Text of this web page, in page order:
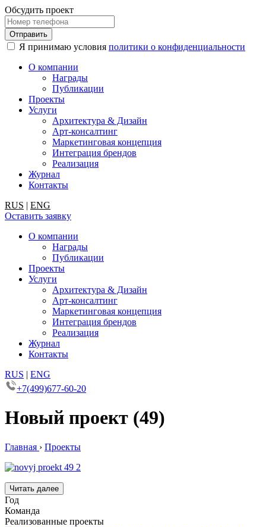
Обсудить проект
Я принимаю условия политики о конфиденциальности
О компании
Награды
Публикации
Проекты
Услуги
Архитектура & Дизайн
Арт-консалтинг
Маркетинговая концепция
Интеграция брендов
Реализация
Журнал
Контакты
RUS | ENG
Оставить заявку
О компании
Награды
Публикации
Проекты
Услуги
Архитектура & Дизайн
Арт-консалтинг
Маркетинговая концепция
Интеграция брендов
Реализация
Журнал
Контакты
RUS | ENG
+7(499)677-60-20
Новый проект (49)
Главная › Проекты
Читать далее
Год
Команда
Реализованные проекты